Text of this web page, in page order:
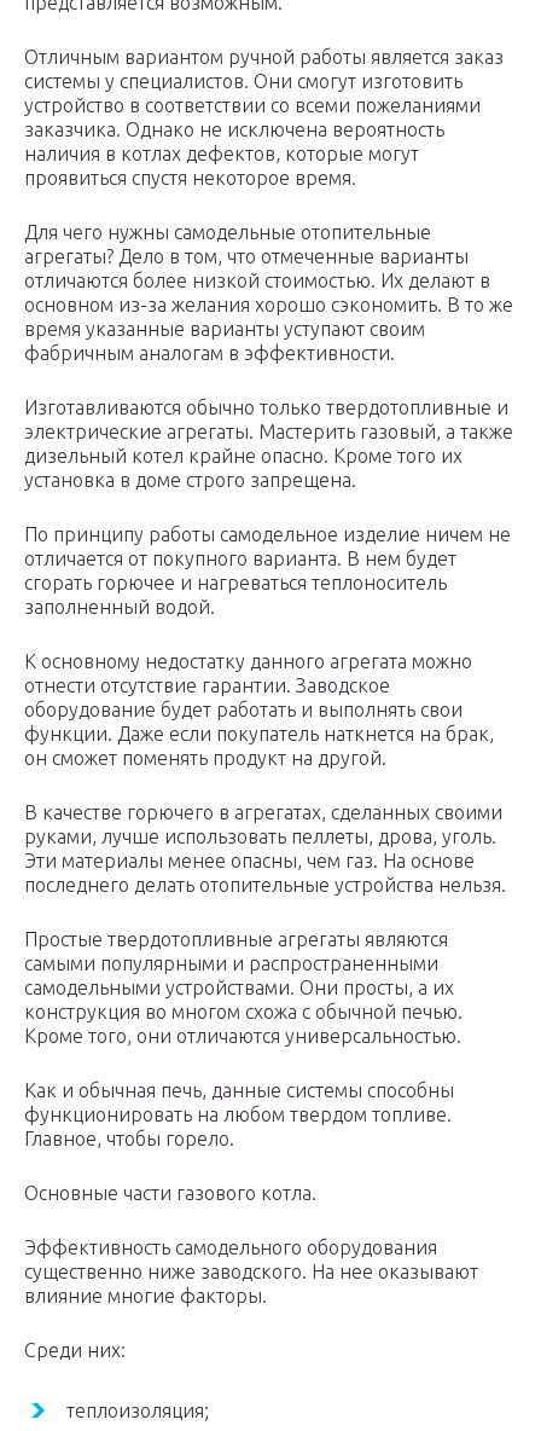
Отличным вариантом ручной работы является заказ
системы у специалистов. Они смогут изготовить
устройство в соответствии со всеми пожеланиями
заказчика. Однако не исключена вероятность
наличия в котлах дефектов, которые могут
проявиться спустя некоторое время.
Для чего нужны самодельные отопительные
агрегаты? Дело в том, что отмеченные варианты
отличаются более низкой стоимостью. Их делают в
основном из-за желания хорошо сэкономить. В то же
время указанные варианты уступают своим
фабричным аналогам в эффективности.
Изготавливаются обычно только твердотопливные и
электрические агрегаты. Мастерить газовый, а также
дизельный котел крайне опасно. Кроме того их
установка в доме строго запрещена.
По принципу работы самодельное изделие ничем не
отличается от покупного варианта. В нем будет
сгорать горючее и нагреваться теплоноситель
заполненный водой.
К основному недостатку данного агрегата можно
отнести отсутствие гарантии. Заводское
оборудование будет работать и выполнять свои
функции. Даже если покупатель наткнется на брак,
он сможет поменять продукт на другой.
В качестве горючего в агрегатах, сделанных своими
руками, лучше использовать пеллеты, дрова, уголь.
Эти материалы менее опасны, чем газ. На основе
последнего делать отопительные устройства нельзя.
Простые твердотопливные агрегаты являются
самыми популярными и распространенными
самодельными устройствами. Они просты, а их
конструкция во многом схожа с обычной печью.
Кроме того, они отличаются универсальностью.
Как и обычная печь, данные системы способны
функционировать на любом твердом топливе.
Главное, чтобы горело.
Основные части газового котла.
Эффективность самодельного оборудования
существенно ниже заводского. На нее оказывают
влияние многие факторы.
Среди них:
теплоизоляция;